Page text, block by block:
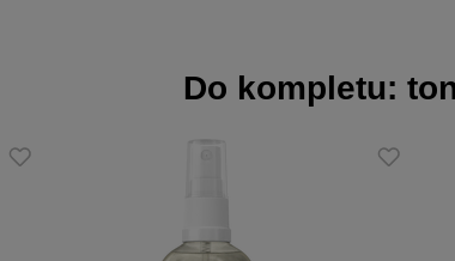
nanieść na zwilżoną skórę twarzy, masować
Do kompletu: